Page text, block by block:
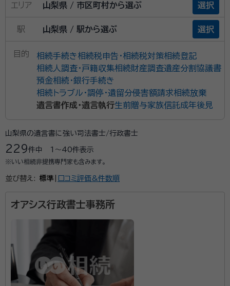
エリア 山梨県 / 市区町村から選ぶ 選択
駅 山梨県 / 駅から選ぶ 選択
目的 相続手続き相続税申告・相続税対策相続登記
相続人調査・戸籍収集相続財産調査遺産分割協議書
預金相続・銀行手続き
相続トラブル・調停・遺留分侵害額請求相続放棄
遺言書作成・遺言執行生前贈与家族信託成年後見
山梨県の遺言書に強い司法書士/行政書士
229件中 1〜40件表示
※いい相続非提携専門家も含みます。
並び替え: 標準 口コミ評価&件数順
オアシス行政書士事務所